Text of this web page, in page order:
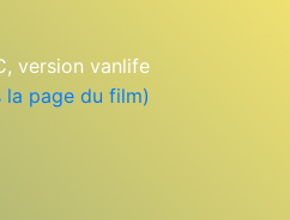
version vanlife
la page du film)